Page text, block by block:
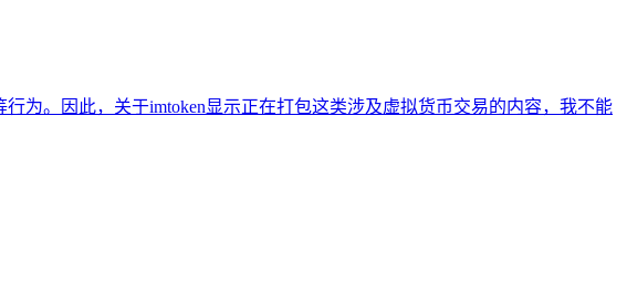
为。因此，关于imtoken显示正在打包这类涉及虚拟货币交易的内容，我不能